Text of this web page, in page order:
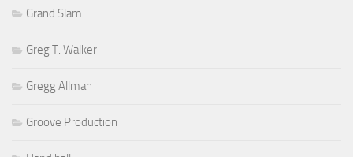
Grand Slam
Greg T. Walker
Gregg Allman
Groove Production